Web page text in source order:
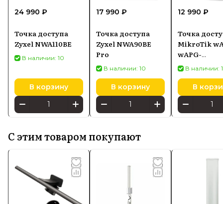
24 990 ₽
Точка доступа
Zyxel NWA110BE
В наличии: 10
В корзину
17 990 ₽
Точка доступа
Zyxel NWA90BE
Pro
В наличии: 10
В корзину
12 990 ₽
Точка
MikroTik
wAPG-
Fi 6 2,4/5
in
В наличии:
В
С этим товаром покупают